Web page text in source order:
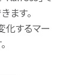
ます。
化するマー